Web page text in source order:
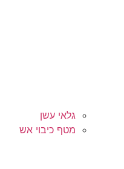
גלאי עשן
מטף כיבוי אש